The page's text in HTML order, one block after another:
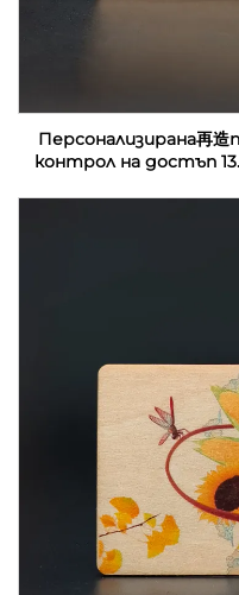
Персонализирана再
контрол на достъп